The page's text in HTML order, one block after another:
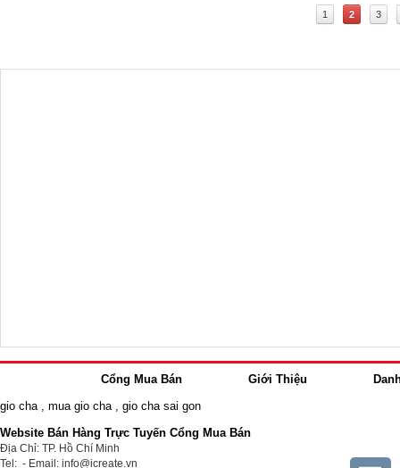
1 2 3
Cổng Mua Bán Giới Thiệu
gio cha, mua gio cha, gio cha sai gon
Website Bán Hàng Trực Tuyến Cổng Mua Bán
Địa Chỉ: TP. Hồ Chí Minh
Tel: - Email: info@icreate.vn